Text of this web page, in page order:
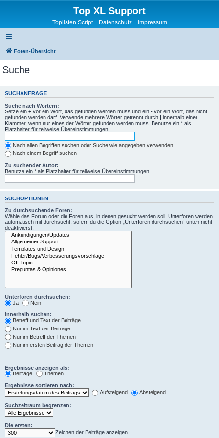
Top XL Support
Toplisten Script:: Datenschutz:: Impressum
Foren-Übersicht
Suche
SUCHANFRAGE
Suche nach Wörtern:
Setze ein + vor ein Wort, das gefunden werden muss und ein - vor ein Wort, das nicht
gefunden werden darf. Verwende mehrere Wörter getrennt durch | innerhalb einer
Klammer, wenn nur eines der Wörter gefunden werden muss. Benutze ein * als
Platzhalter für teilweise Übereinstimmungen.
Nach allen Begriffen suchen oder Suche wie angegeben verwenden
Nach einem Begriff suchen
Zu suchender Autor:
Benutze ein * als Platzhalter für teilweise Übereinstimmungen.
SUCHOPTIONEN
Zu durchsuchende Foren:
Wähle das Forum oder die Foren aus, in denen gesucht werden soll. Unterforen werden
automatisch mit durchsucht, sofern du die Option „Unterforen durchsuchen“ unten nicht
deaktivierst.
Unterforen durchsuchen:
Ja
Nein
Innerhalb suchen:
Betreff und Text der Beiträge
Nur im Text der Beiträge
Nur im Betreff der Themen
Nur im ersten Beitrag der Themen
Ergebnisse anzeigen als:
Beiträge
Themen
Ergebnisse sortieren nach:
Aufsteigend
Absteigend
Suchzeitraum begrenzen:
Die ersten:
Zeichen der Beiträge anzeigen